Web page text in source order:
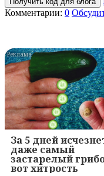
Комментарии: 0
За 5 дней
даже самый
застарелый
вот хитрость